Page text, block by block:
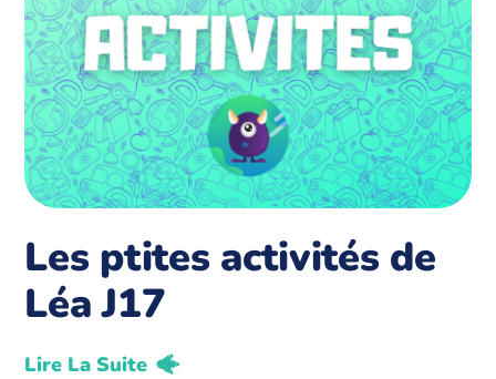
Les ptites activités de
Léa J17
Lire La Suite